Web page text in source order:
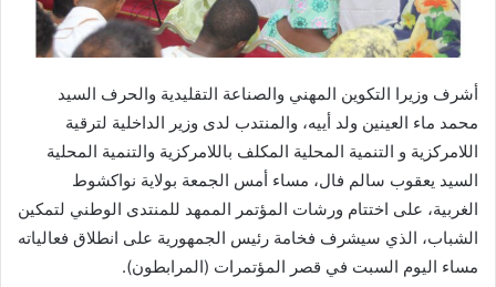
أشرف وزيرا التكوين المهني والصناعة التقليدية والحرف السيد
محمد ماء العينين ولد أييه، والمنتدب لدى وزير الداخلية لترقية
اللامركزية و التنمية المحلية المكلف باللامركزية والتنمية المحلية
السيد يعقوب سالم فال، مساء أمس الجمعة بولاية نواكشوط
الغربية، على اختتام ورشات المؤتمر الممهد للمنتدى الوطني لتمكين
الشباب، الذي سيشرف فخامة رئيس الجمهورية على انطلاق فعالياته
مساء اليوم السبت في قصر المؤتمرات (المرابطون).